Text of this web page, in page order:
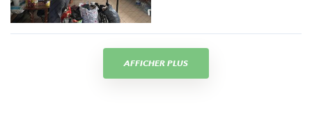
AFFICHER PLUS